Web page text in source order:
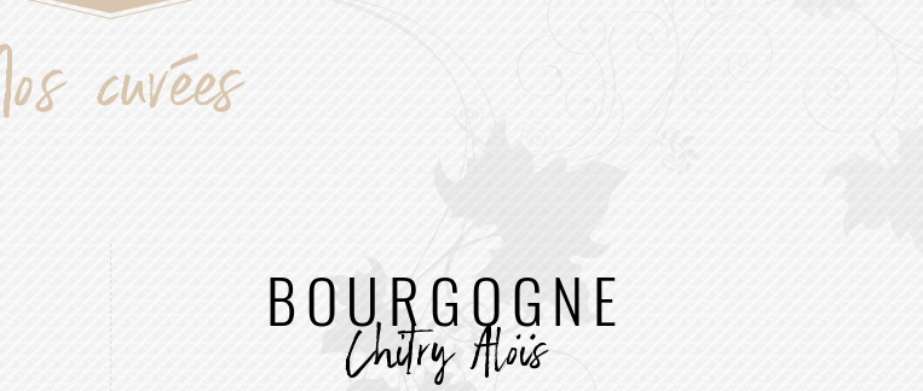
cuvées
BOURGOGNE
Chitry Aloïs